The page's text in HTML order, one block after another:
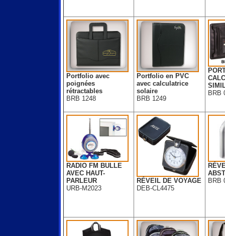
Portfolio avec
poignées
rétractables
BRB 1248
Portfolio en PVC
avec calculatrice
solaire
BRB 1249
BRB
RADIO FM BULLE
AVEC HAUT-
PARLEUR
URB-M2023
RÉVEIL DE VOYAGE
DEB-CL4475
BRB